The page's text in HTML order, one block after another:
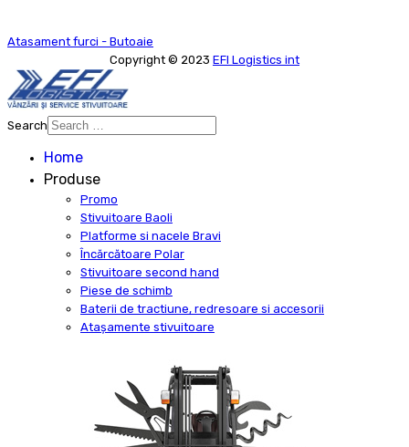
Atasament furci - Butoaie
Copyright © 2023 EFI Logistics int
Search
results.
Home
Produse
Promo
Stivuitoare Baoli
Platforme si nacele Bravi
Încărcătoare Polar
Stivuitoare second hand
Piese de schimb
Baterii de tractiune, redresoare si accesorii
Atașamente stivuitoare